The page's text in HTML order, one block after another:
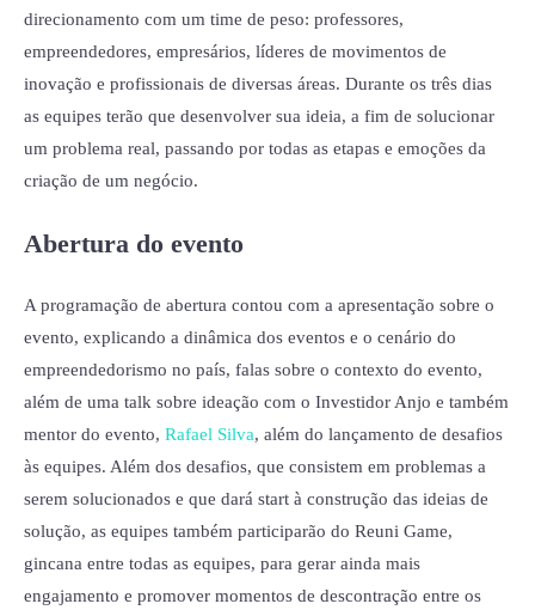
direcionamento com um time de peso: professores,
empreendedores, empresários, líderes de movimentos de
inovação e profissionais de diversas áreas. Durante os três dias
as equipes terão que desenvolver sua ideia, a fim de solucionar
um problema real, passando por todas as etapas e emoções da
criação de um negócio.
Abertura do evento
A programação de abertura contou com a apresentação sobre o
evento, explicando a dinâmica dos eventos e o cenário do
empreendedorismo no país, falas sobre o contexto do evento,
além de uma talk sobre ideação com o Investidor Anjo e também
mentor do evento, Rafael Silva, além do lançamento de desafios
às equipes. Além dos desafios, que consistem em problemas a
serem solucionados e que dará start à construção das ideias de
solução, as equipes também participarão do Reuni Game,
gincana entre todas as equipes, para gerar ainda mais
engajamento e promover momentos de descontração entre os